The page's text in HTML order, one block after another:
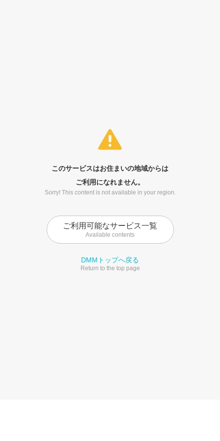
このサービスはお住まいの地域からは
ご利用になれません。
Sorry! This content is not available in your region.
ご利用可能なサービス一覧
Available contents
DMMトップへ戻る
Return to the top page